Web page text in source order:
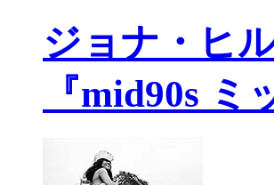
ジョナ・ヒ
『mid90s